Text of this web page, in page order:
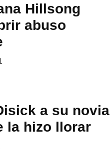
Hillsong
abuso
a su novia
la hizo llorar